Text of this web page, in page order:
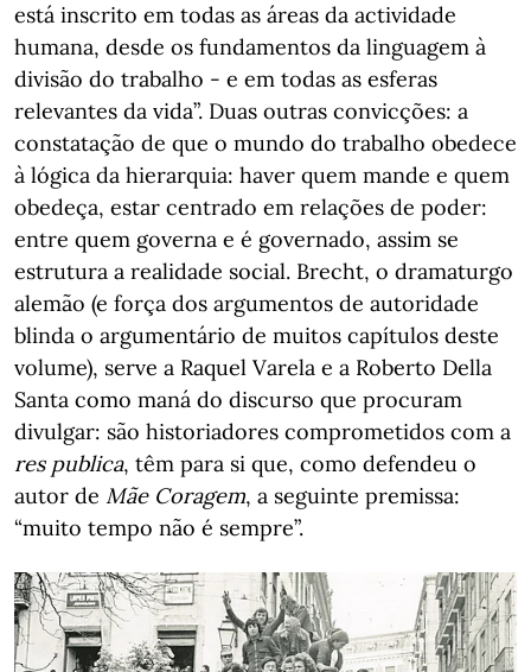
está inscrito em todas as áreas da actividade
humana, desde os fundamentos da linguagem à
divisão do trabalho - e em todas as esferas
relevantes da vida”. Duas outras convicções: a
constatação de que o mundo do trabalho obedece
à lógica da hierarquia: haver quem mande e quem
obedeça, estar centrado em relações de poder:
entre quem governa e é governado, assim se
estrutura a realidade social. Brecht, o dramaturgo
alemão (e força dos argumentos de autoridade
blinda o argumentário de muitos capítulos deste
volume), serve a Raquel Varela e a Roberto Della
Santa como maná do discurso que procuram
divulgar: são historiadores comprometidos com a
res publica, têm para si que, como defendeu o
autor de Mãe Coragem, a seguinte premissa:
“muito tempo não é sempre”.